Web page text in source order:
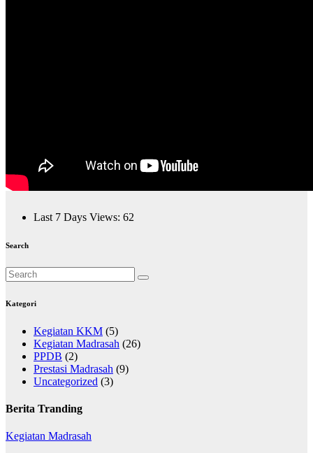
Last 7 Days Views: 62
Search
Kategori
Kegiatan KKM (5)
Kegiatan Madrasah (26)
PPDB (2)
Prestasi Madrasah (9)
Uncategorized (3)
Berita Tranding
Kegiatan Madrasah